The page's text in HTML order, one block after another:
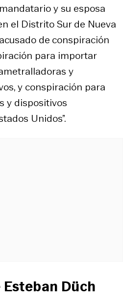
y su esposa
el Distrito Sur de Nueva
de conspiración
para importar
y
y conspiración para
y dispositivos
Unidos”.
Düch